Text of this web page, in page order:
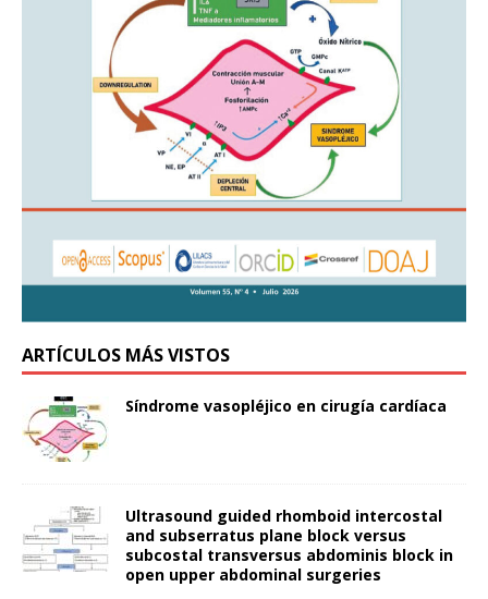
ARTÍCULOS MÁS VISTOS
Síndrome vasopléjico en cirugía cardíaca
Ultrasound guided rhomboid intercostal
and subserratus plane block versus
subcostal transversus abdominis block in
open upper abdominal surgeries